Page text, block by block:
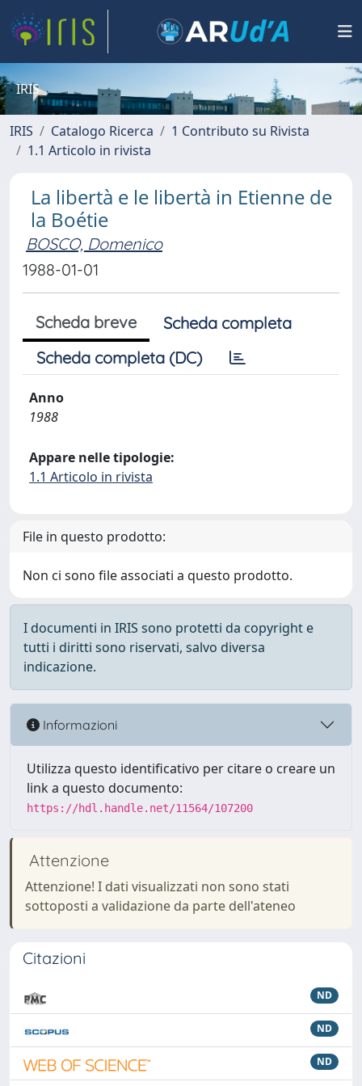
IRIS
IRIS Catalogo Ricerca
1 Contributo su Rivista
1.1 Articolo in rivista
La libertà e le libertà in Etienne de
la Boétie
BOSCO, Domenico
1988-01-01
Scheda breve
Scheda completa
Scheda completa (DC)
Anno
1988
Appare nelle tipologie:
1.1 Articolo in rivista
File in questo prodotto:
Non ci sono file associati a questo prodotto.
I documenti in IRIS sono protetti da copyright e
tutti i diritti sono riservati, salvo diversa
indicazione.
Informazioni
Utilizza questo identificativo per citare o creare un
link a questo documento:
https://hdl.handle.net/11564/107200
Attenzione
Attenzione! I dati visualizzati non sono stati
sottoposti a validazione da parte dell'ateneo
Citazioni
ND
ND
ND